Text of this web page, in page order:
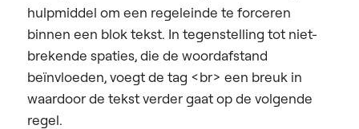
hulpmiddel om een regeleinde te forceren
binnen een blok tekst. In tegenstelling tot niet-
brekende spaties, die de woordafstand
beïnvloeden, voegt de tag <br> een breuk in
waardoor de tekst verder gaat op de volgende
regel.